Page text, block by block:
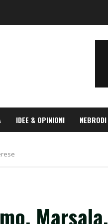
IDEE & OPINIONI NEBRODI
Marsala,